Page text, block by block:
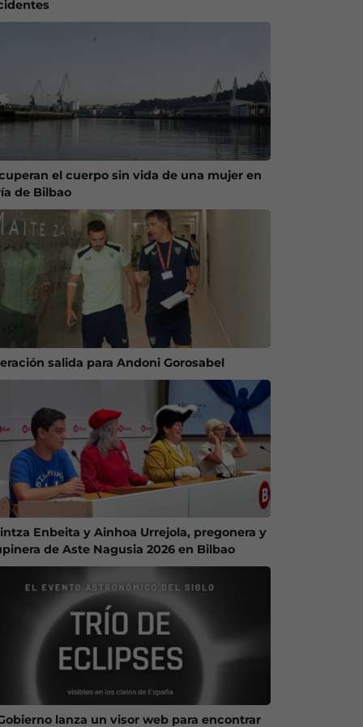
el cuerpo sin vida de una mujer en
de Bilbao
salida para Andoni Gorosabel
Enbeita y Ainhoa Urrejola, pregonera y
de Aste Nagusia 2026 en Bilbao
lanza un visor web para encontrar